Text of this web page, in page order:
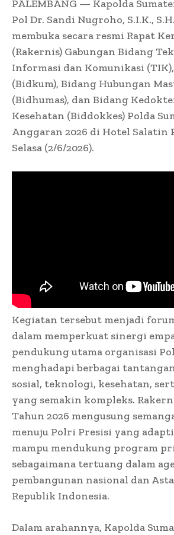
PALEMBANG — Kapolda
Pol Dr. Sandi Nugroho, S.I.K.,
membuka secara resmi Rapat
(Rakernis) Gabungan Bidang
Informasi dan Komunikasi
(Bidkum), Bidang Hubungan
(Bidhumas), dan Bidang
Kesehatan (Biddokkes) Polda
Anggaran 2026 di Hotel Salatin
Selasa (2/6/2026).
Kegiatan tersebut menjadi
dalam memperkuat sinergi
pendukung utama organisasi
menghadapi berbagai
sosial, teknologi, kesehatan,
yang semakin kompleks.
Tahun 2026 mengusung
menuju Polri Presisi yang
mampu mendukung program
sebagaimana tertuang dalam
pembangunan nasional dan
Republik Indonesia.
Dalam arahannya, Kapolda